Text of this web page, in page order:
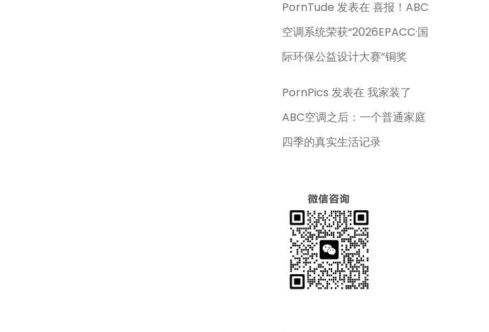
PornTude 发表在喜报！ABC
空调系统荣获“2026EPACC·国
际环保公益设计大赛”铜奖
PornPics 发表在我家装了
ABC空调之后：一个普通家庭
四季的真实生活记录